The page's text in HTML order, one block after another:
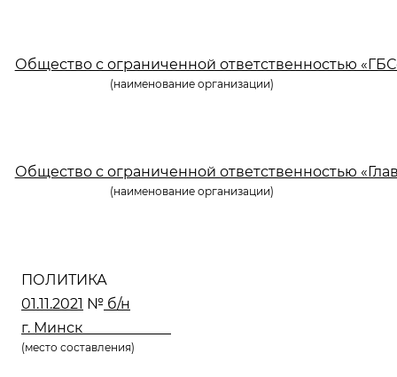
Общество с ограниченной ответственностью
(наименование организации)
Общество с ограниченной ответственностью
(наименование организации)
ПОЛИТИКА
01.11.2021 № б/н
г. Минск
(место составления)